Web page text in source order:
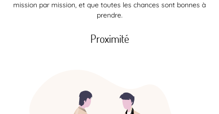
mission par mission, et que toutes les chances sont bonnes à
prendre.
Proximité